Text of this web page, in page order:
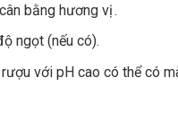
bằng hương vị .
ngọt (nếu có).
với pH cao có thể có